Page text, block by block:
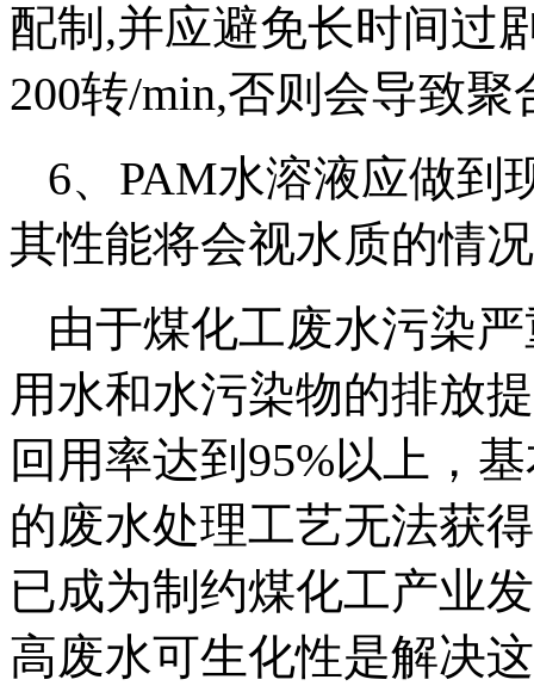
配制,并应避免长时间过
200转/min,否则会导致
6、PAM水溶液应做到
其性能将会视水质的情
由于煤化工废水污染
用水和水污染物的排放
回用率达到95%以上，
的废水处理工艺无法获
已成为制约煤化工产业
高废水可生化性是解决